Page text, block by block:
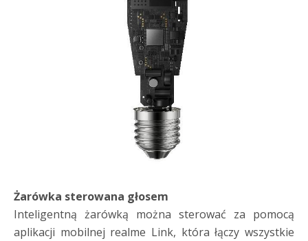
Żarówka sterowana głosem
Inteligentną żarówką można sterować za pomocą
aplikacji mobilnej realme Link, która łączy wszystkie